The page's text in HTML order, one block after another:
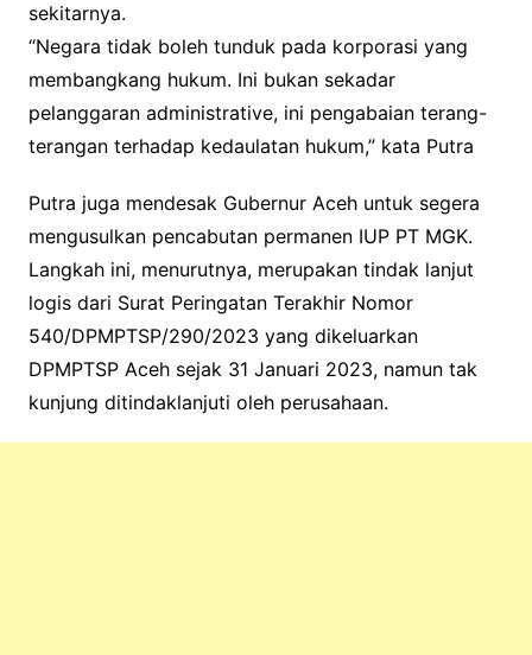
sekitarnya.
“Negara tidak boleh tunduk pada korporasi yang
membangkang hukum. Ini bukan sekadar
pelanggaran administrative, ini pengabaian terang-
terangan terhadap kedaulatan hukum,” kata Putra
Putra juga mendesak Gubernur Aceh untuk segera
mengusulkan pencabutan permanen IUP PT MGK.
Langkah ini, menurutnya, merupakan tindak lanjut
logis dari Surat Peringatan Terakhir Nomor
540/DPMPTSP/290/2023 yang dikeluarkan
DPMPTSP Aceh sejak 31 Januari 2023, namun tak
kunjung ditindaklanjuti oleh perusahaan.